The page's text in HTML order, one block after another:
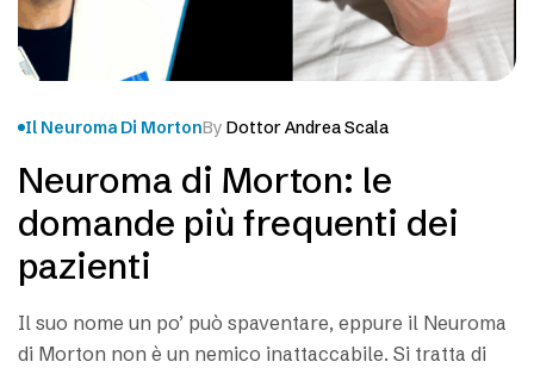
Il Neuroma Di MortonBy Dottor Andrea Scala
Neuroma di Morton: le
domande più frequenti dei
pazienti
Il suo nome un po’ può spaventare, eppure il Neuroma
di Morton non è un nemico inattaccabile. Si tratta di